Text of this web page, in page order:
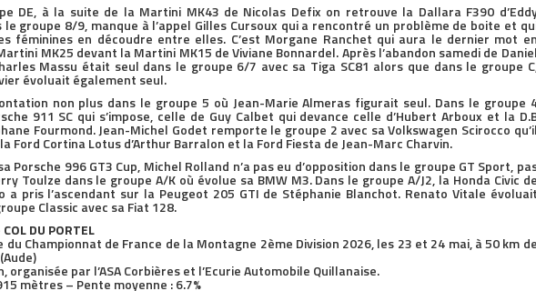
DE, à la suite de la Martini MK43 de Nicolas Defix on retrouve la Dallara F390
le groupe 8/9, manque à l’appel Gilles Cursoux qui a rencontré un problème de boite et
féminines en découdre entre elles. C’est Morgane Ranchet qui aura le dernier mot en
MK25 devant la Martini MK15 de Viviane Bonnardel. Après l’abandon samedi de Daniel
Massu était seul dans le groupe 6/7 avec sa Tiga SC81 alors que dans le groupe
évoluait également seul.
non plus dans le groupe 5 où Jean-Marie Almeras figurait seul. Dans le groupe
911 SC qui s’impose, celle de Guy Calbet qui devance celle d’Hubert Arboux et la
Fourmond. Jean-Michel Godet remporte le groupe 2 avec sa Volkswagen Scirocco qu’il
Ford Cortina Lotus d’Arthur Barralon et la Ford Fiesta de Jean-Marc Charvin.
Porsche 996 GT3 Cup, Michel Rolland n’a pas eu d’opposition dans le groupe GT Sport,
Toulze dans le groupe A/K où évolue sa BMW M3. Dans le groupe A/J2, la Honda Civic de
a pris l’ascendant sur la Peugeot 205 GTI de Stéphanie Blanchot. Renato Vitale évoluait
Classic avec sa Fiat 128.
DU PORTEL
du Championnat de France de la Montagne 2ème Division 2026, les 23 et 24 mai, à 50 km de
organisée par l’ASA Corbières et l’Ecurie Automobile Quillanaise.
mètres – Pente moyenne : 6.7%